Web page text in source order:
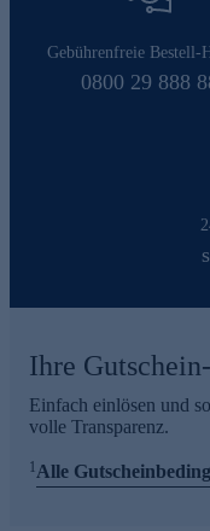
Gebührenfreie Bestell-
0800 29 888
Ihre
Einfach einlösen und
volle Transparenz.
1Alle